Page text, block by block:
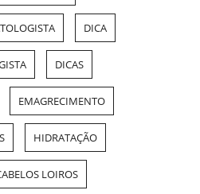
DICA
DICAS
EMAGRECIMENTO
HIDRATAÇÃO
LOIROS